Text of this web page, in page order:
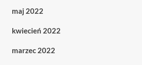
maj 2022
kwiecień 2022
marzec 2022